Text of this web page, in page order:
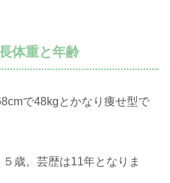
体重と年齢
で48kgとかなり痩せ型で
歳。芸歴は11年となりま